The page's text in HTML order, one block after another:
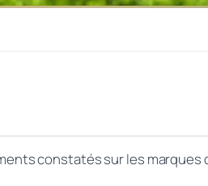
constatés sur les marques